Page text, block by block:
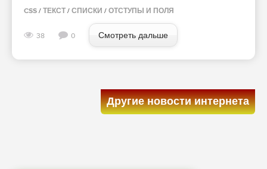
CSS / ТЕКСТ / СПИСКИ / ОТСТУПЫ И ПОЛЯ
38 0 Смотреть дальше
Другие новости интернета